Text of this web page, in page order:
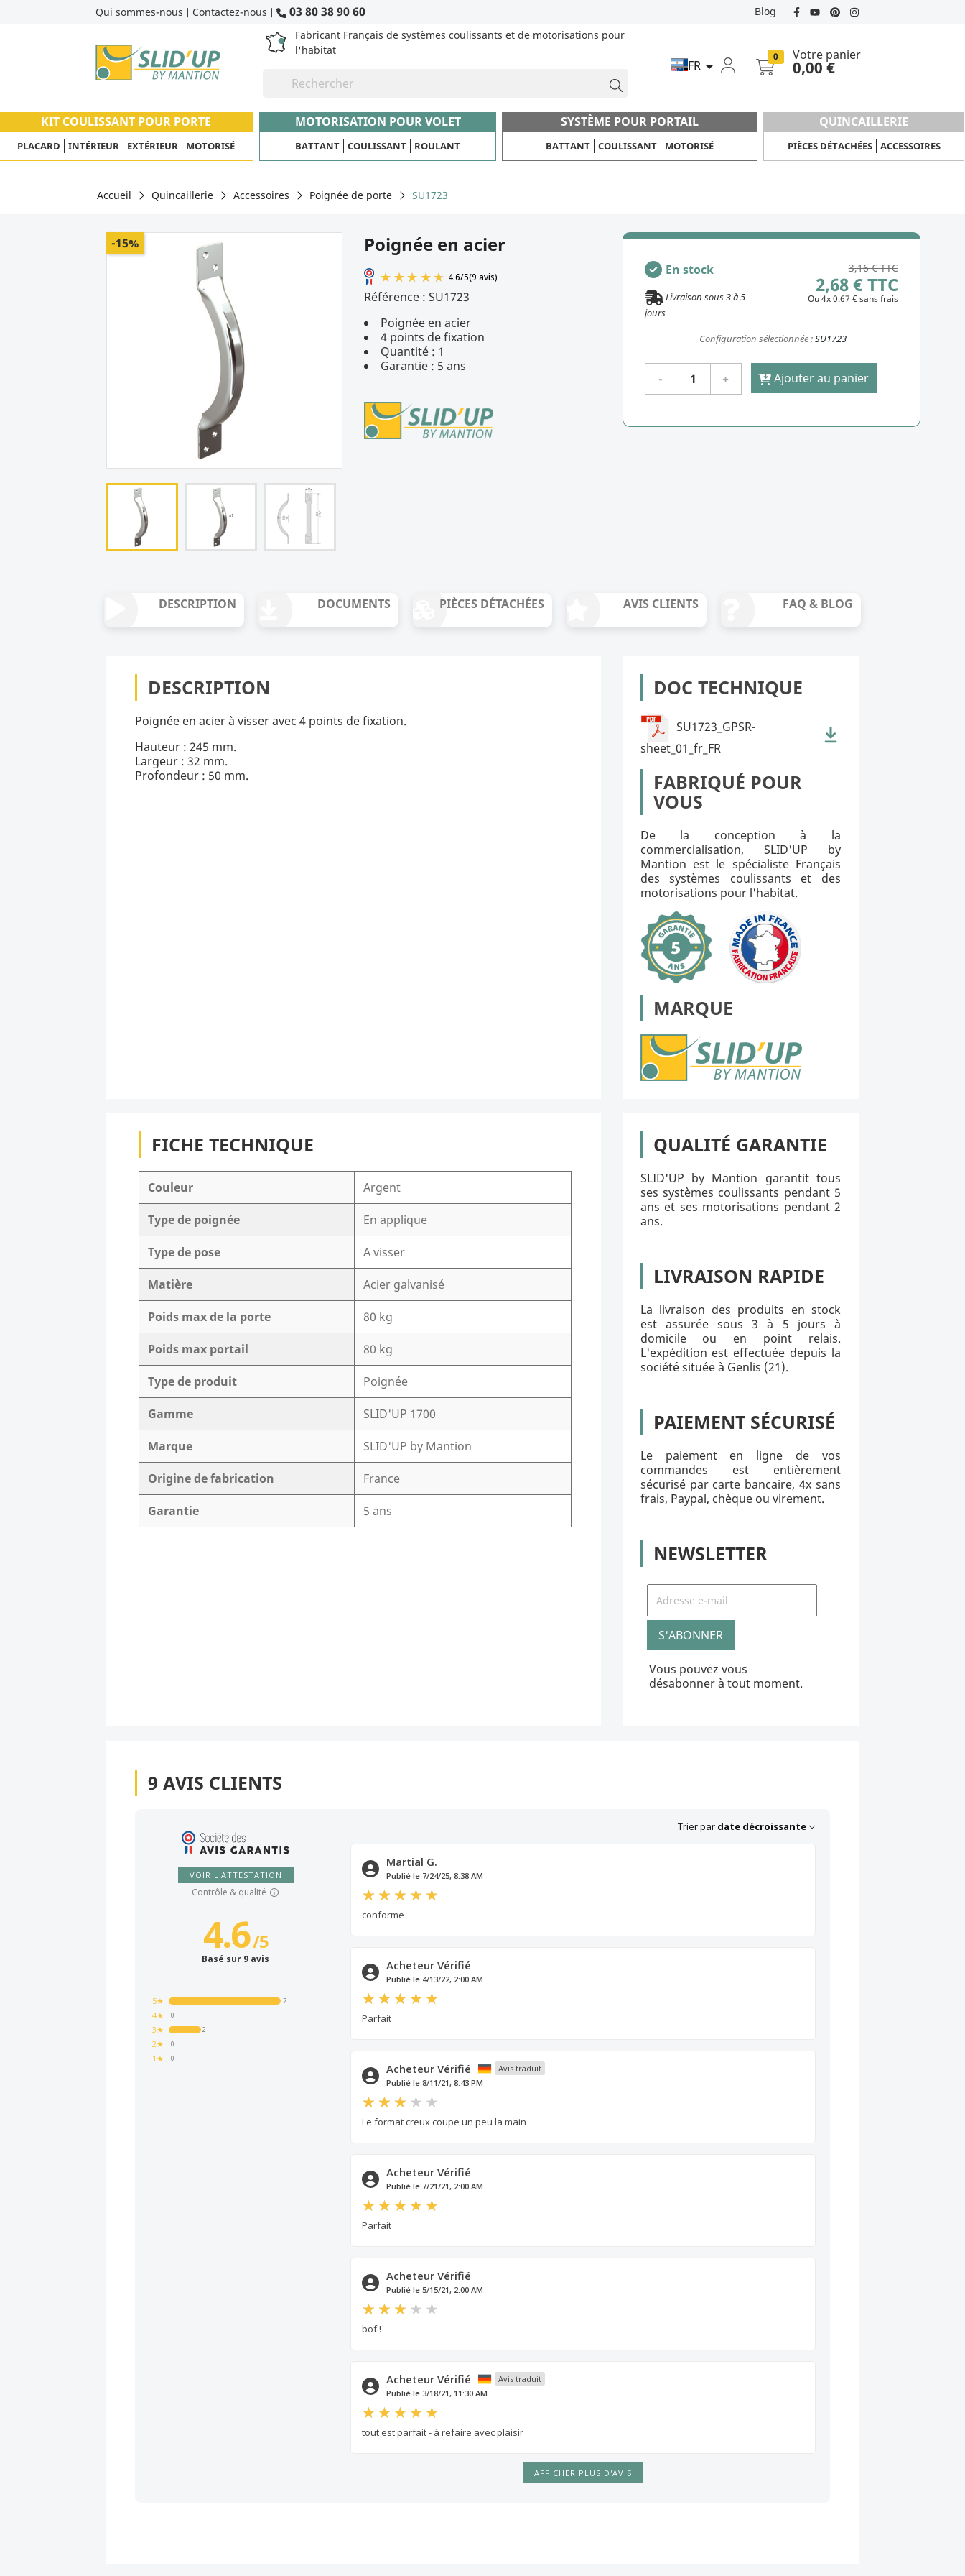
Qui sommes-nous | Contactez-nous | 03 80 38 90 60
Blog
Fabricant Français de systèmes coulissants et de motorisations pour
l'habitat
FR 
0 Votre panier
0,00 €
KIT COULISSANT POUR PORTE
PLACARD INTÉRIEUR EXTÉRIEUR MOTORISÉ
MOTORISATION POUR VOLET
BATTANT COULISSANT ROULANT
SYSTÈME POUR PORTAIL
BATTANT COULISSANT MOTORISÉ
QUINCAILLERIE
PIÈCES DÉTACHÉES ACCESSOIRES
Accueil Quincaillerie Accessoires Poignée de porte SU1723
-15% Poignée en acier
Référence :SU1723
Poignée en acier
4 points de fixation
Quantité : 1
Garantie : 5 ans
En stock
Livraison sous3à5
jours
3,16 € TTC
2,68 € TTC
Ou 4x 0.67 € sans frais
Configuration sélectionnée :SU1723
Ajouter au panier
DESCRIPTION DOCUMENTS PIÈCES DÉTACHÉES AVIS CLIENTS FAQ & BLOG
DESCRIPTION
Poignée en acier à visser avec 4 points de fixation.
Hauteur : 245 mm.
Largeur : 32 mm.
Profondeur : 50 mm.
DOC TECHNIQUE
SU1723_GPSR-
sheet_01_fr_FR
FABRIQUÉ POUR
VOUS
De la conception à la
commercialisation, SLID'UP by
Mantion est le spécialiste Français
des systèmes coulissants et des
motorisations pour l'habitat.
MARQUE
FICHE TECHNIQUE
Couleur Argent
Type de poignée En applique
Type de pose A visser
Matière Acier galvanisé
Poids max de la porte 80 kg
Poids max portail 80 kg
Type de produit Poignée
Gamme SLID'UP 1700
Marque SLID'UP by Mantion
Origine de fabrication France
Garantie 5 ans
QUALITÉ GARANTIE
SLID'UP by Mantion garantit tous
ses systèmes coulissants pendant 5
ans et ses motorisations pendant 2
ans.
LIVRAISON RAPIDE
La livraison des produits en stock
est assurée sous 3 à 5 jours à
domicile ou en point relais.
L'expédition est effectuée depuis la
société située à Genlis (21).
PAIEMENT SÉCURISÉ
Le paiement en ligne de vos
commandes est entièrement
sécurisé par carte bancaire, 4x sans
frais, Paypal, chèque ou virement.
NEWSLETTER
Vous pouvez vous
désabonner à tout moment.
9 AVIS CLIENTS
VOIR L'ATTESTATION
Contrôle & qualité
0
1★
0
2★
2
3★
0
4★
7
5★
4.6/5
Basé sur 9 avis
Trier par date décroissante
Martial G.
Publié le 7/24/25, 8:38 AM
conforme
Acheteur Vérifié
Publié le 4/13/22, 2:00 AM
Parfait
Acheteur Vérifié
Avis traduit
Publié le 8/11/21, 8:43 PM
Le format creux coupe un peu la main
Acheteur Vérifié
Publié le 7/21/21, 2:00 AM
Parfait
Acheteur Vérifié
Publié le 5/15/21, 2:00 AM
bof !
Acheteur Vérifié
Avis traduit
Publié le 3/18/21, 11:30 AM
tout est parfait - à refaire avec plaisir
AFFICHER PLUS D'AVIS